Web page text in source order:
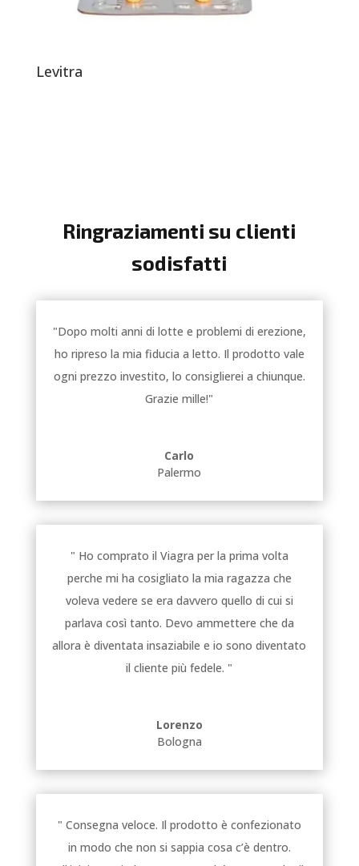
Levitra
Ringraziamenti su clienti
sodisfatti
"Dopo molti anni di lotte e problemi di erezione,
ho ripreso la mia fiducia a letto. Il prodotto vale
ogni prezzo investito, lo consiglierei a chiunque.
Grazie mille!"
Carlo
Palermo
" Ho comprato il Viagra per la prima volta
perche mi ha cosigliato la mia ragazza che
voleva vedere se era davvero quello di cui si
parlava così tanto. Devo ammettere che da
allora è diventata insaziabile e io sono diventato
il cliente più fedele. "
Lorenzo
Bologna
" Consegna veloce. Il prodotto è confezionato
in modo che non si sappia cosa c’è dentro.